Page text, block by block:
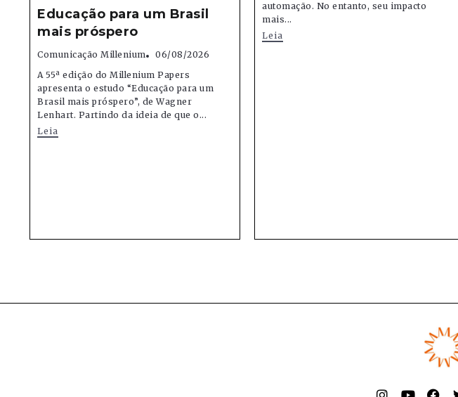
Educação para um Brasil
mais próspero
Comunicação Millenium
06/08/2026
A 55ª edição do Millenium Papers
apresenta o estudo “Educação para um
Brasil mais próspero”, de Wagner
Lenhart. Partindo da ideia de que o...
Leia
automação. No entanto, seu impacto
mais...
Leia